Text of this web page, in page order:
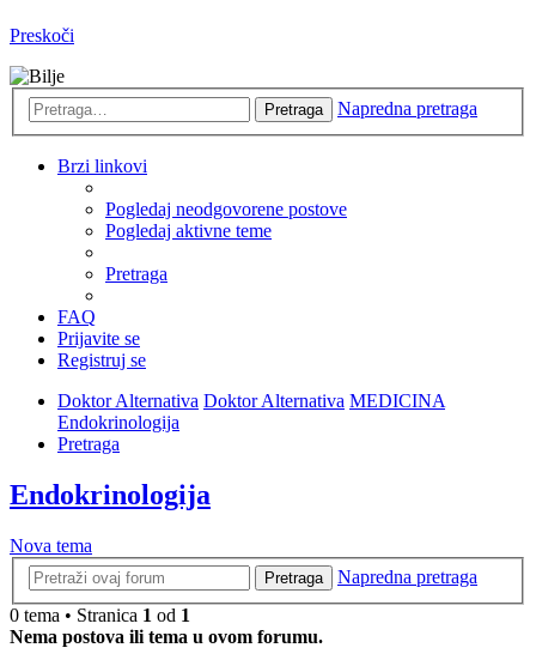
Preskoči
Pretraga Napredna pretraga
Brzi linkovi
Pogledaj neodgovorene postove
Pogledaj aktivne teme
Pretraga
FAQ
Prijavite se
Registruj se
Doktor Alternativa Doktor Alternativa MEDICINA
Endokrinologija
Pretraga
Endokrinologija
Nova tema
Pretraga
Napredna pretraga
0 tema • Stranica 1 od 1
Nema postova ili tema u ovom forumu.